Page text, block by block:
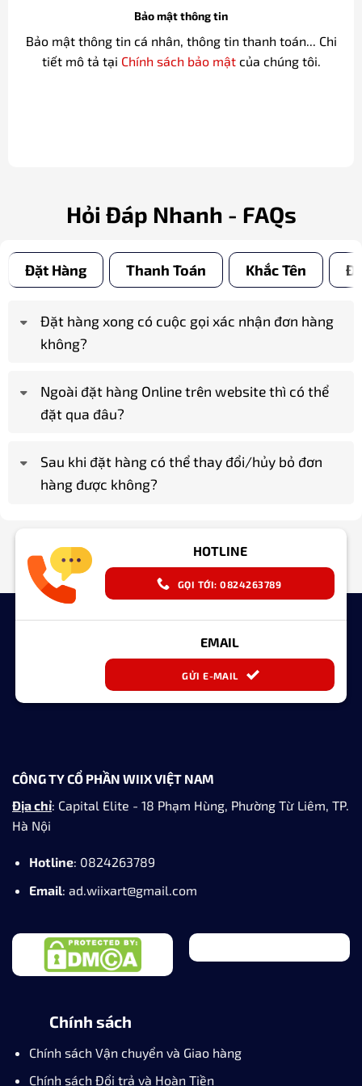
Bảo mật thông tin
Bảo mật thông tin cá nhân, thông tin thanh toán... Chi
tiết mô tả tại Chính sách bảo mậtcủa chúng tôi.
Hỏi Đáp Nhanh - FAQs
Đặt Hàng Thanh Toán Khắc Tên
Đặt hàng xong có cuộc gọi xác nhận đơn hàng
không?
Ngoài đặt hàng Online trên website thì có thể
đặt qua đâu?
Sau khi đặt hàng có thể thay đổi/hủy bỏ đơn
hàng được không?
HOTLINE
GỌI TỚI: 0824263789
EMAIL
GỬI E-MAIL
CÔNG TY CỔ PHẦN WIIX VIỆT NAM
Địa chỉ: Capital Elite - 18 Phạm Hùng, Phường Từ Liêm, TP.
Hà Nội
Hotline: 0824263789
Email: ad.wiixart@gmail.com
Chính sách
Chính sách Vận chuyển và Giao hàng
Chính sách Đổi trả và Hoàn Tiền